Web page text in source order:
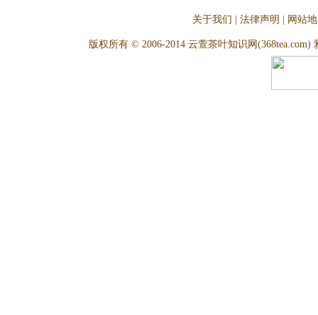
关于我们 法律声明 网站
版权所有 © 2006-2014 云萱茶叶知识网